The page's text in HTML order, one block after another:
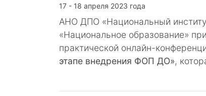
17 - 18 апреля 2023 года
АНО ДПО «Национальный
«Национальное образование»
практической онлайн-
этапе внедрения ФОП ДО»,